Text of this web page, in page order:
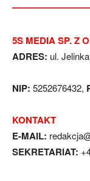
5S MEDIA SP. Z
ADRES: ul.
NIP: 5252676432,
KONTAKT
E-MAIL:
SEKRETARIAT: